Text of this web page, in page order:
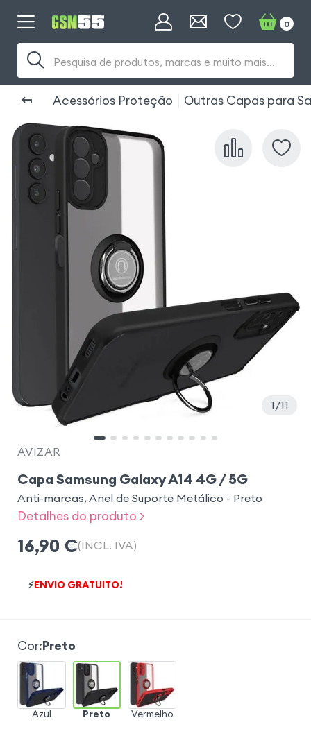
Pesquisa de produtos, marcas e muito mais...
0
Acessórios Proteção Outras Capas para
1 11
AVIZAR
Capa Samsung Galaxy A14 4G / 5G
Anti-marcas, Anel de Suporte Metálico - Preto
Detalhes do produto >
16,90 €(INCL. IVA)
⚡ENVIO GRATUITO!
Cor:Preto
Azul Preto Vermelho